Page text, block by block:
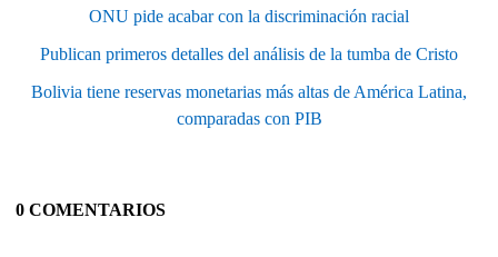
ONU pide acabar con la discriminación racial
Publican primeros detalles del análisis de la tumba de Cristo
Bolivia tiene reservas monetarias más altas de América Latina,
comparadas con PIB
0 COMENTARIOS